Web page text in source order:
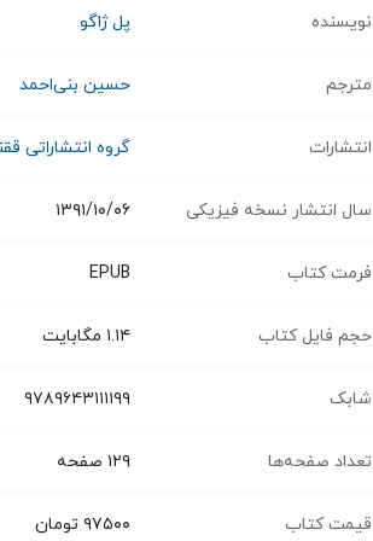
نویسنده پل ژاگو
مترجم حسین بنی‌احمد
انتشارات گروه انتشاراتی
سال انتشار نسخه فیزیکی ۱۳۹۱/۱۰/۰۶
فرمت کتاب EPUB
حجم فایل کتاب ۱.۱۴ مگابایت
شابک ۹۷۸۹۶۴۳۱۱۱۱۹۹
تعداد صفحه‌ها ۱۲۹ صفحه
قیمت کتاب ۹۷۵۰۰ تومان